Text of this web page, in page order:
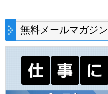
無料メールマガジン